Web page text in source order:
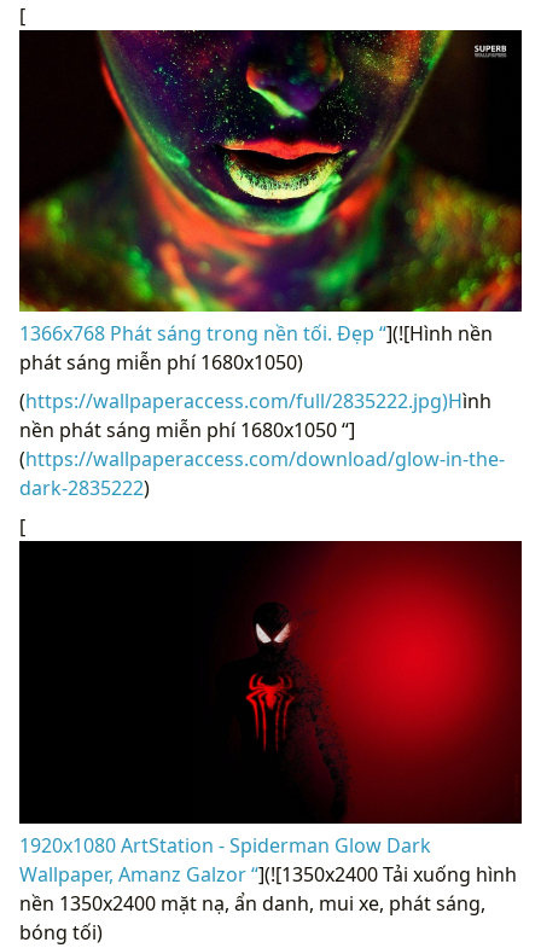
[
1366x768 Phát sáng trong nền tối. Đẹp “](![Hình nền
phát sáng miễn phí 1680x1050)
(https://wallpaperaccess.com/full/2835222.jpg)Hình
nền phát sáng miễn phí 1680x1050 “]
(https://wallpaperaccess.com/download/glow-in-the-
dark-2835222)
[
1920x1080 ArtStation - Spiderman Glow Dark
Wallpaper, Amanz Galzor “](![1350x2400 Tải xuống hình
nền 1350x2400 mặt nạ, ẩn danh, mui xe, phát sáng,
bóng tối)